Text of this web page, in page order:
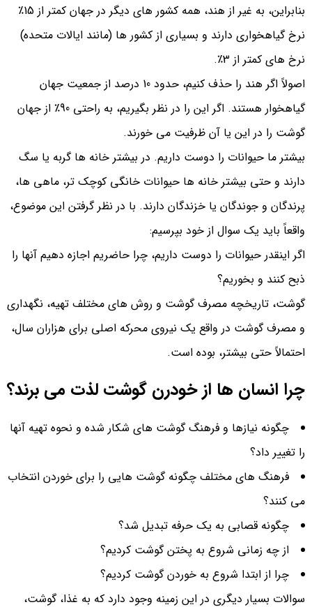
بنابراین، به غیر از هند، همه کشور های دیگر در جهان کمتر از 15٪
نرخ گیاهخواری دارند و بسیاری از کشور ها (مانند ایالات متحده)
نرخ های کمتر از 3٪.
اصولاً اگر هند را حذف کنیم، حدود 10 درصد از جمعیت جهان
گیاهخوار هستند. اگر این را در نظر بگیریم، به راحتی 90٪ از جهان
گوشت را در این یا آن ظرفیت می خورند.
بیشتر ما حیوانات را دوست داریم. در بیشتر خانه‌ ها گربه یا سگ
دارند و حتی بیشتر خانه‌ ها حیوانات خانگی کوچک‌ تر، ماهی‌ ها،
پرندگان و جوندگان یا خزندگان دارند. با در نظر گرفتن این موضوع،
واقعاً باید یک سوال از خود بپرسیم:
اگر اینقدر حیوانات را دوست داریم، چرا حاضریم اجازه دهیم آنها را
ذبح کنند و بخوریم؟
گوشت، تاریخچه مصرف گوشت و روش‌ های مختلف تهیه، نگهداری
و مصرف گوشت در واقع یک نیروی محرکه اصلی برای هزاران سال،
احتمالاً حتی بیشتر، بوده است.
چرا انسان ها از خودرن گوشت لذت می برند؟
چگونه نیازها و فرهنگ گوشت های شکار شده و نحوه تهیه آنها
را تغییر داد؟
فرهنگ های مختلف چگونه گوشت هایی را برای خوردن انتخاب
می کنند؟
چگونه قصابی به یک حرفه تبدیل شد؟
از چه زمانی شروع به پختن گوشت کردیم؟
چرا از ابتدا شروع به خوردن گوشت کردیم؟
سوالات بسیار دیگری در این زمینه وجود دارد که به غذا، گوشت،